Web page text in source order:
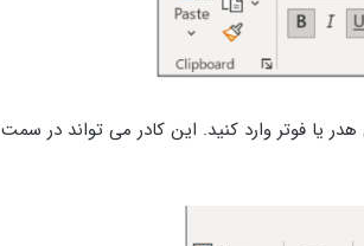
هدر یا فوتر وارد کنید. این کادر می تواند در سمت